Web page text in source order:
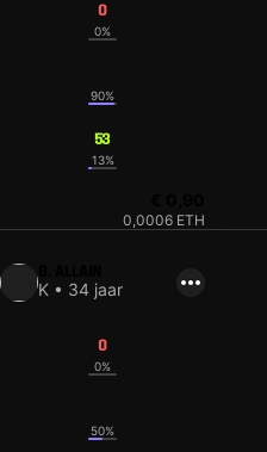
0
0%
90%
53
13%
0,0006 ETH
K • 34 jaar
0
0%
50%